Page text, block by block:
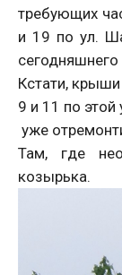
требующих
и 19 по ул.
Кстати,
9 и 11 по этой
уже
Там, где
козырька.